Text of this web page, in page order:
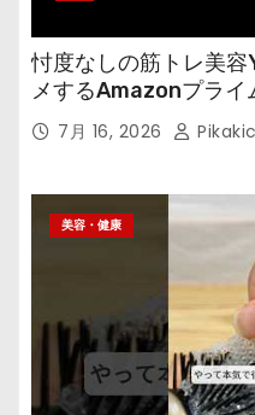
忖度なしの筋トレ美
メするAmazonプライ
の 7月 16, 2026
美容・健康